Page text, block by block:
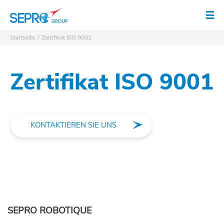
Startseite Zertifikat ISO 9001
Zertifikat ISO 9001
KONTAKTIEREN SIE UNS
SEPRO ROBOTIQUE